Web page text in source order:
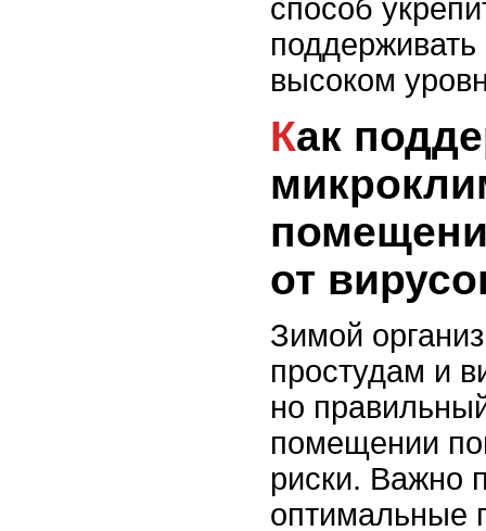
способ
высоком
Как поддерживать
от
Зимой
простудам и
но
помещении
риски. Важно
оптимальные